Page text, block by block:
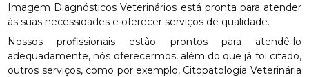
Imagem Diagnósticos Veterinários está pronta para atender
às suas necessidades e oferecer serviços de qualidade.
Nossos profissionais estão prontos para atendê-lo
adequadamente, nós oferecermos, além do que já foi citado,
outros serviços, como por exemplo, Citopatologia Veterinária